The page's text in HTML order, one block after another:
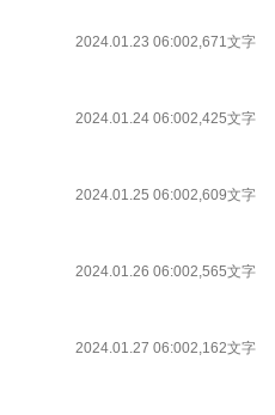
2024.01.23 06:002,671文字
2024.01.24 06:002,425文字
2024.01.25 06:002,609文字
2024.01.26 06:002,565文字
2024.01.27 06:002,162文字